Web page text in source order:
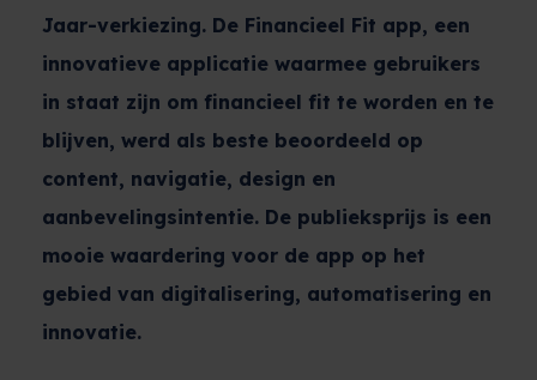
Jaar-verkiezing. De Financieel Fit app, een
innovatieve applicatie waarmee gebruikers
in staat zijn om financieel fit te worden en te
blijven, werd als beste beoordeeld op
content, navigatie, design en
aanbevelingsintentie. De publieksprijs is een
mooie waardering voor de app op het
gebied van digitalisering, automatisering en
innovatie.